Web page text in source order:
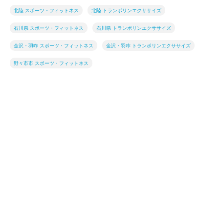
北陸 スポーツ・フィットネス 北陸 トランポリンエクササイズ
石川県 スポーツ・フィットネス 石川県 トランポリンエクササイズ
金沢・羽咋 スポーツ・フィットネス 金沢・羽咋 トランポリンエクササイズ
野々市市 スポーツ・フィットネス